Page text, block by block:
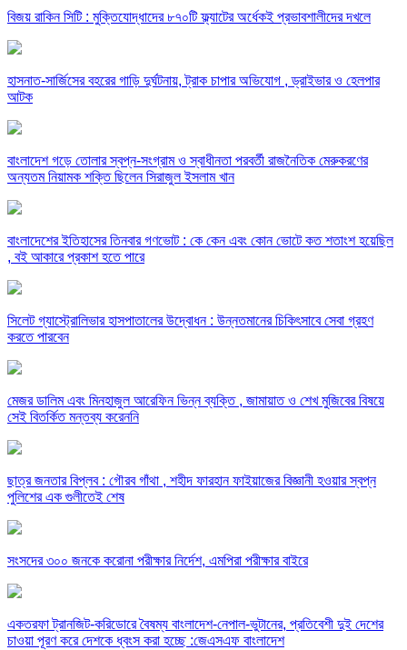
বিজয় রাকিন সিটি : মুক্তিযোদ্ধাদের ৮৭০টি ফ্ল্যাটের অর্ধেকই প্রভাবশালীদের দখলে
হাসনাত-সার্জিসের বহরের গাড়ি দুর্ঘটনায়, ট্রাক চাপার অভিযোগ , ড্রাইভার ও হেলপার
আটক
বাংলাদেশ গড়ে তোলার স্বপ্ন-সংগ্রাম ও স্বাধীনতা পরবর্তী রাজনৈতিক মেরুকরণের
অন্যতম নিয়ামক শক্তি ছিলেন সিরাজুল ইসলাম খান
বাংলাদেশের ইতিহাসের তিনবার গণভোট : কে কেন এবং কোন ভোটে কত শতাংশ হয়েছিল
, বই আকারে প্রকাশ হতে পারে
সিলেট গ্যাস্ট্রোলিভার হাসপাতালের উদ্বোধন : উন্নতমানের চিকিৎসাবে সেবা গ্রহণ
করতে পারবেন
মেজর ডালিম এবং মিনহাজুল আরেফিন ভিন্ন ব্যক্তি , জামায়াত ও শেখ মুজিবের বিষয়ে
সেই বিতর্কিত মন্তব্য করেননি
ছাত্র জনতার বিপ্লব : গৌরব গাঁথা , শহীদ ফারহান ফাইয়াজের বিজ্ঞানী হওয়ার স্বপ্ন
পুলিশের এক গুলীতেই শেষ
সংসদের ৩০০ জনকে করোনা পরীক্ষার নির্দেশ, এমপিরা পরীক্ষার বাইরে
একতরফা ট্রানজিট-করিডোরে বৈষম্য বাংলাদেশ-নেপাল-ভুটানের, প্রতিবেশী দুই দেশের
চাওয়া পূরণ করে দেশকে ধ্বংস করা হচ্ছে :জেএসএফ বাংলাদেশ